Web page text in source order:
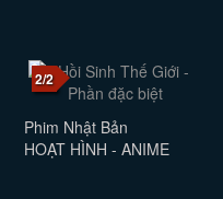
2/2
Phim Nhật Bản
HOẠT HÌNH - ANIME